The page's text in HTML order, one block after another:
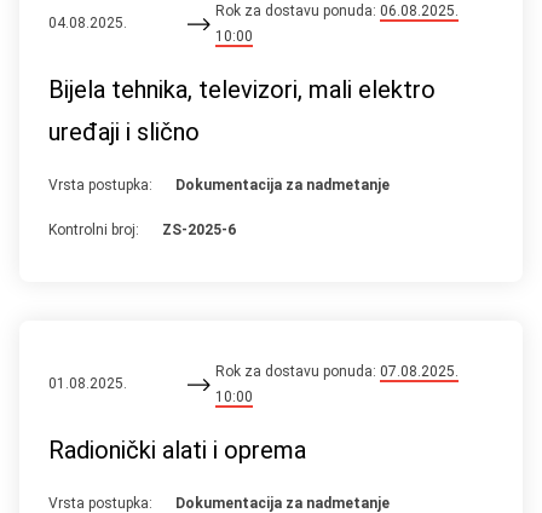
04.08.2025.
Rok za dostavu ponuda:06.08.2025.
10:00
Bijela tehnika, televizori, mali elektro
uređaji i slično
Vrsta postupka: Dokumentacija za nadmetanje
Kontrolni broj: ZS-2025-6
01.08.2025.
Rok za dostavu ponuda:07.08.2025.
10:00
Radionički alati i oprema
Vrsta postupka: Dokumentacija za nadmetanje